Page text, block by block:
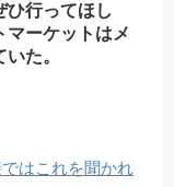
ひ行ってほし
マーケットはメ
た。
はこれを聞かれ